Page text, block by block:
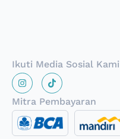
Ikuti Media Sosial Kami
Mitra Pembayaran